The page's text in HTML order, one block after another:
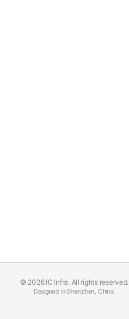
© 2026 IC Infra. All rights reserved.
Designed in Shenzhen, China.